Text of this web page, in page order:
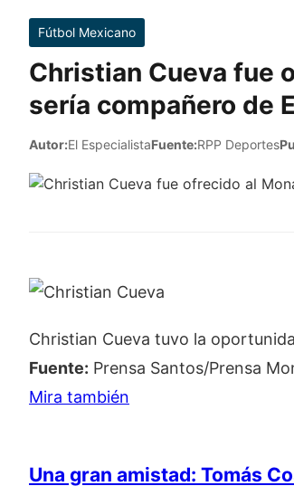
Fútbol Mexicano
Christian Cueva fue
sería compañero de
Autor:El EspecialistaFuente:RPP Deportes
Christian Cueva tuvo la
Fuente: Prensa Santos/Prensa
Mira también
Una gran amistad: Tomás